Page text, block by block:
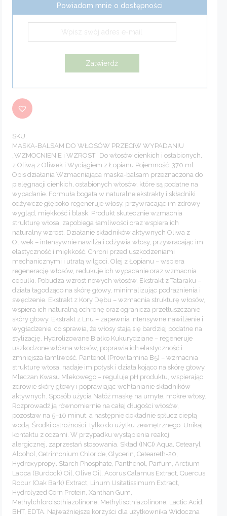
Powiadom mnie o dostępności
SKU:
MASKA-BALSAM DO WŁOSÓW PRZECIW WYPADANIU
„WZMOCNIENIE i WZROST” Do włosów cienkich i osłabionych,
z Oliwą z Oliwek i Wyciągiem z Łopianu Pojemność: 370 ml
Opis działania Wzmacniająca maska-balsam przeznaczona do
pielęgnacji cienkich, osłabionych włosów, które są podatne na
wypadanie. Formuła bogata w naturalne ekstrakty i składniki
odżywcze głęboko regeneruje włosy, przywracając im zdrowy
wygląd, miękkość i blask. Produkt skutecznie wzmacnia
strukturę włosa, zapobiega łamliwości oraz wspiera ich
naturalny wzrost. Działanie składników aktywnych Oliwa z
Oliwek – intensywnie nawilża i odżywia włosy, przywracając im
elastyczność i miękkość. Chroni przed uszkodzeniami
mechanicznymi i utratą wilgoci. Olej z Łopianu – wspiera
regenerację włosów, redukuje ich wypadanie oraz wzmacnia
cebulki. Pobudza wzrost nowych włosów. Ekstrakt z Tataraku –
działa łagodząco na skórę głowy, minimalizując podrażnienia i
swędzenie. Ekstrakt z Kory Dębu – wzmacnia strukturę włosów,
wspiera ich naturalną ochronę oraz ogranicza przetłuszczanie
skóry głowy. Ekstrakt z Lnu – zapewnia intensywne nawilżenie i
wygładzenie, co sprawia, że włosy stają się bardziej podatne na
stylizację. Hydrolizowane Białko Kukurydziane – regeneruje
uszkodzone włókna włosów, poprawia ich elastyczność i
zmniejsza łamliwość. Pantenol (Prowitamina B5) – wzmacnia
strukturę włosa, nadaje im połysk i działa kojąco na skórę głowy.
Mleczan Kwasu Mlekowego – reguluje pH produktu, wspierając
zdrowie skóry głowy i poprawiając wchłanianie składników
aktywnych. Sposób użycia Nałóż maskę na umyte, mokre włosy.
Rozprowadź ją równomiernie na całej długości włosów,
pozostaw na 5–10 minut, a następnie dokładnie spłucz ciepłą
wodą. Środki ostrożności: tylko do użytku zewnętrznego. Unikaj
kontaktu z oczami. W przypadku wystąpienia reakcji
alergicznej, zaprzestań stosowania. Skład (INCI) Aqua, Cetearyl
Alcohol, Cetrimonium Chloride, Glycerin, Ceteareth-20,
Hydroxypropyl Starch Phosphate, Panthenol, Parfum, Arctium
Lappa (Burdock) Oil, Olive Oil, Acorus Calamus Extract, Quercus
Robur (Oak Bark) Extract, Linum Usitatissimum Extract,
Hydrolyzed Corn Protein, Xanthan Gum,
Methylchloroisothiazolinone, Methylisothiazolinone, Lactic Acid,
BHT, EDTA. Najważniejsze korzyści dla użytkownika Widoczna